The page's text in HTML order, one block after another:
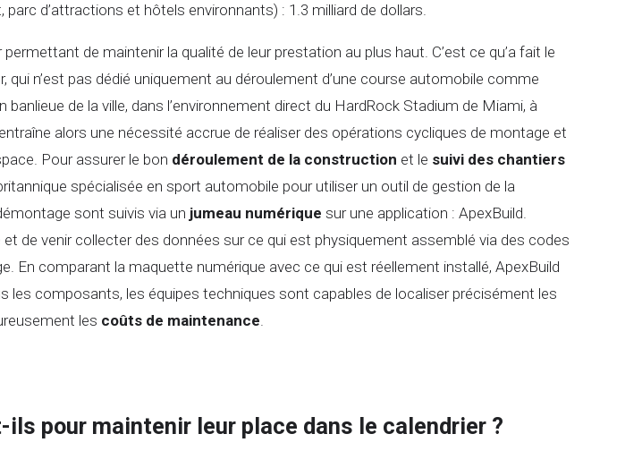
d’attractions et hôtels environnants) : 1.3 milliard de dollars.
permettant de maintenir la qualité de leur prestation au plus haut. C’est ce qu’a fait le
n’est pas dédié uniquement au déroulement d’une course automobile comme
de la ville, dans l’environnement direct du HardRock Stadium de Miami, à
alors une nécessité accrue de réaliser des opérations cycliques de montage et
Pour assurer le bon déroulement de la construction et le suivi des chantiers
spécialisée en sport automobile pour utiliser un outil de gestion de la
sont suivis via un jumeau numérique sur une application : ApexBuild.
de venir collecter des données sur ce qui est physiquement assemblé via des codes
En comparant la maquette numérique avec ce qui est réellement installé, ApexBuild
composants, les équipes techniques sont capables de localiser précisément les
les coûts de maintenance.
pour maintenir leur place dans le calendrier ?